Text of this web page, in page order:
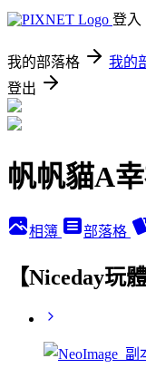
登入
我的部落格 我的
登出
帆帆貓A
相簿 部落格
【Niceday玩